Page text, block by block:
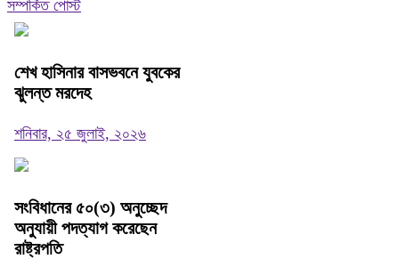
সম্পর্কিত পোস্ট
শেখ হাসিনার বাসভবনে যুবকের
ঝুলন্ত মরদেহ
শনিবার, ২৫ জুলাই, ২০২৬
সংবিধানের ৫০(৩) অনুচ্ছেদ
অনুযায়ী পদত্যাগ করেছেন
রাষ্ট্রপতি